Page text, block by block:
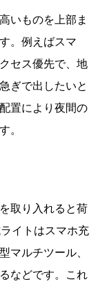
いものを上部ま
。例えばスマ
セス優先で、地
ぎで出したいと
置により夜間の
。
取り入れると荷
イトはスマホ充
マルチツール、
などです。これ